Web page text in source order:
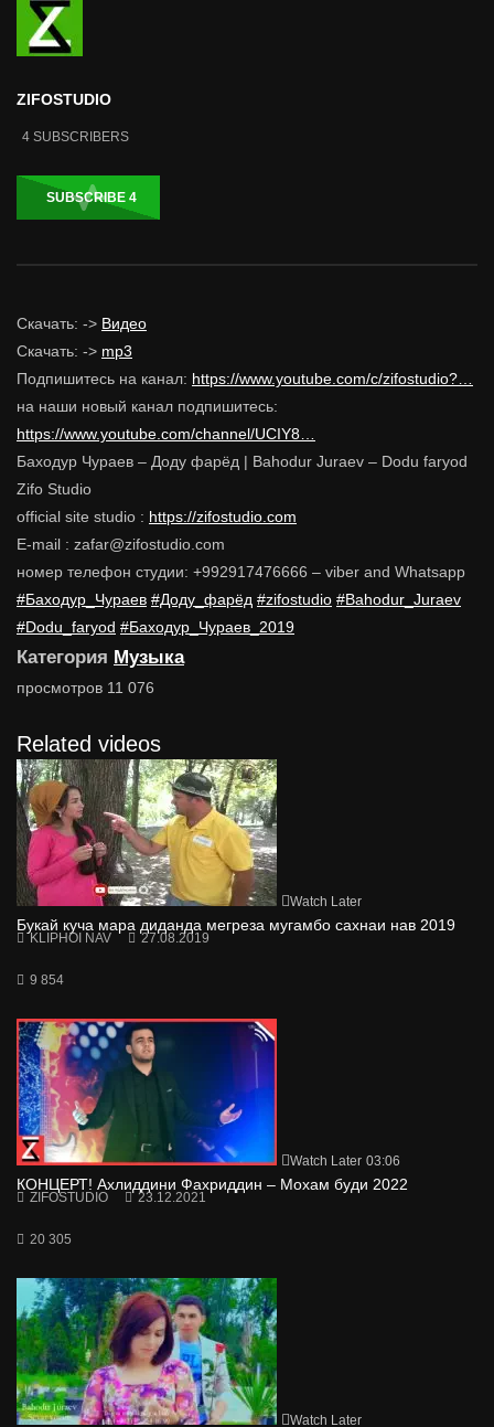
ZIFOSTUDIO
4 SUBSCRIBERS
SUBSCRIBE 4
Скачать: -> Видео
Скачать: -> mp3
Подпишитесь на канал: https://www.youtube.com/c/zifostudio?…
на наши новый канал подпишитесь:
https://www.youtube.com/channel/UCIY8…
Баходур Чураев – Доду фарёд | Bahodur Juraev – Dodu faryod
Zifo Studio
official site studio : https://zifostudio.com
E-mail : zafar@zifostudio.com
номер телефон студии: +992917476666 – viber and Whatsapp
#Баходур_Чураев #Доду_фарёд #zifostudio #Bahodur_Juraev
#Dodu_faryod #Баходур_Чураев_2019
Категория Музыка
просмотров 11 076
Related videos
Watch Later
Букай куча мара диданда мегреза мугамбо сахнаи нав 2019
KLIPHOI NAV 27.08.2019
9 854
Watch Later 03:06
КОНЦЕРТ! Ахлиддини Фахриддин – Мохам буди 2022
ZIFOSTUDIO 23.12.2021
20 305
Watch Later